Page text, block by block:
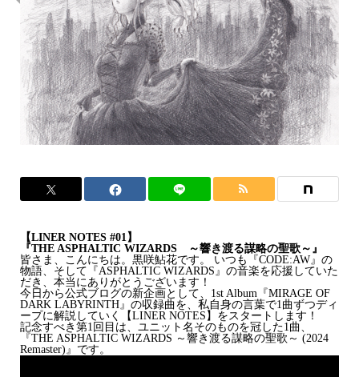
【LINER NOTES #01】
『THE ASPHALTIC WIZARDS ～響き渡る謀略の聖歌～』
皆さま、こんにちは。黒咲鮎花です。 いつも『CODE:AW』の
物語、そして『ASPHALTIC WIZARDS』の音楽を応援していた
だき、本当にありがとうございます！
今日から公式ブログの新企画として、1st Album『MIRAGE OF
DARK LABYRINTH』の収録曲を、私自身の言葉で1曲ずつディ
ープに解説していく【LINER NOTES】をスタートします！
記念すべき第1回目は、ユニット名そのものを冠した1曲、
『THE ASPHALTIC WIZARDS ～響き渡る謀略の聖歌～ (2024
Remaster)』です。